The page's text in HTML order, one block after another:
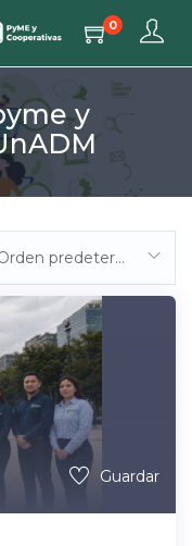
0
y
Orden predeterminada
Guardar